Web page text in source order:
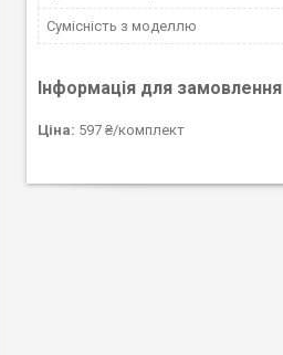
Сумісність з моделлю
Інформація для замовлення
Ціна: 597 ₴/комплект